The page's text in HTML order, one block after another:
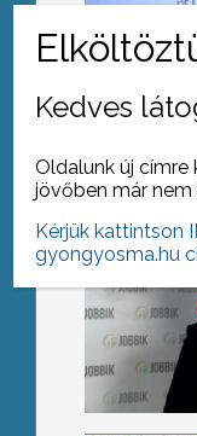
Kedves
Oldalunk új
jövőben már nem
Kérjük kattintson
gyongyosma.hu